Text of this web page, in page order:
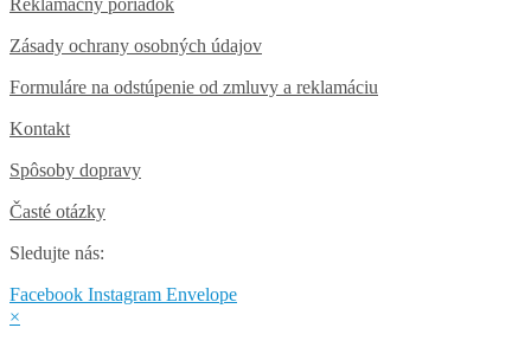
Reklamačný poriadok
Zásady ochrany osobných údajov
Formuláre na odstúpenie od zmluvy a reklamáciu
Kontakt
Spôsoby dopravy
Časté otázky
Sledujte nás:
Facebook Instagram Envelope
×